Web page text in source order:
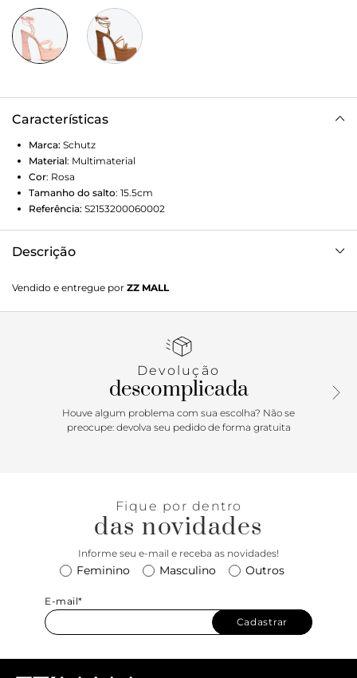
Características
Marca: Schutz
Material: Multimaterial
Cor: Rosa
Tamanho do salto: 15.5cm
Referência: S2153200060002
Descrição
moderno contraste com as delicadas tiras que envolvem os
pés. Pontos extras para a sexy amarração no tornozelo e o
sandália rosa mais sofisticada. Aposte!
Vendido e entregue por ZZ MALL
Devolução
descomplicada
Houve algum problema com sua escolha? Não se
preocupe: devolva seu pedido de forma gratuita
Fique por dentro
das novidades
Informe seu e-mail e receba as novidades!
Feminino Masculino Outros
E-mail*
Cadastrar